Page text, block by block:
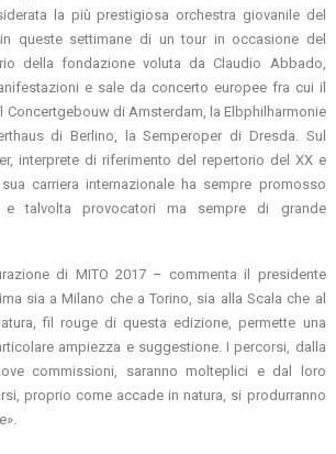
la più prestigiosa orchestra giovanile del
queste settimane di un tour in occasione del
della fondazione voluta da Claudio Abbado,
e sale da concerto europee fra cui il
Concertgebouw di Amsterdam, la Elbphilharmonie
di Berlino, la Semperoper di Dresda. Sul
interprete di riferimento del repertorio del XX e
carriera internazionale ha sempre promosso
e talvolta provocatori ma sempre di grande
di MITO 2017 – commenta il presidente
sia a Milano che a Torino, sia alla Scala che al
fil rouge di questa edizione, permette una
ampiezza e suggestione. I percorsi, dalla
commissioni, saranno molteplici e dal loro
proprio come accade in natura, si produrranno